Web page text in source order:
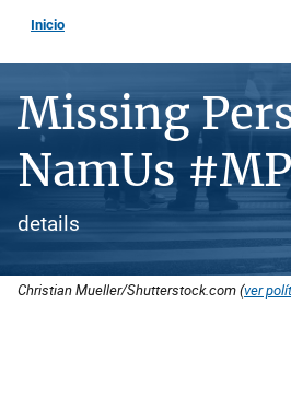
Inicio
Missing
NamUs
details
Christian Mueller/Shutterstock.com (ver